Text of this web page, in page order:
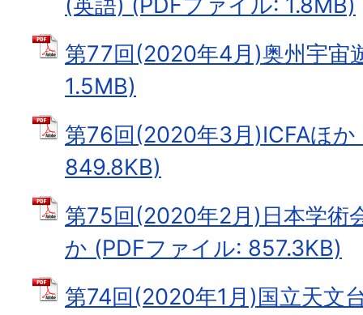
第77回(2020年4月)奥州宇宙
1.5MB)
第76回(2020年3月)ICFAほか
849.8KB)
第75回(2020年2月)日本学術
か (PDFファイル: 857.3KB)
第74回(2020年1月)国立天文